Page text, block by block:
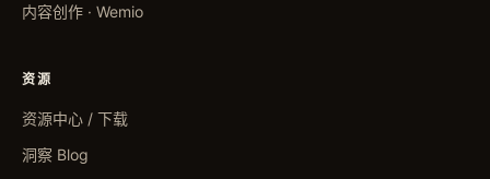
内容创作 · Wemio
资源
资源中心 / 下载
洞察 Blog